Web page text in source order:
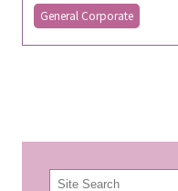
General Corporate
検